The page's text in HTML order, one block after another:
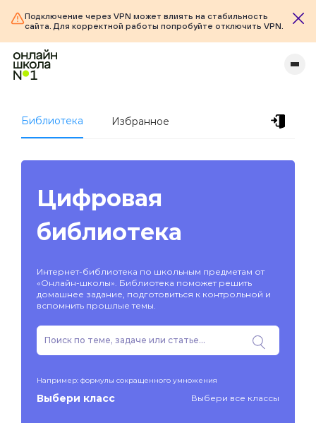
Подключение через VPN может влиять на стабильность
сайта. Для корректной работы попробуйте отключить VPN.
Библиотека Избранное
Цифровая
библиотека
Интернет-библиотека по школьным предметам от
«Онлайн-школы». Библиотека поможет решить
домашнее задание, подготовиться к контрольной и
вспомнить прошлые темы.
Например: формулы сокращенного умножения
Выбери класс Выбери все классы